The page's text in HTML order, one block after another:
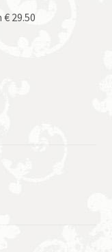
29.50